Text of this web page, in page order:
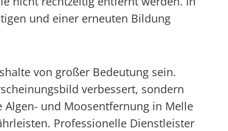
und einer erneuten Bildung
von großer Bedeutung sein.
verbessert, sondern
Algen- und Moosentfernung in Melle
Professionelle Dienstleister